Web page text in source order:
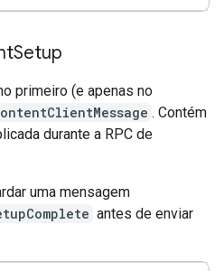
Setup
primeiro (e apenas no
. Contém
durante a RPC de
uma mensagem
antes de enviar